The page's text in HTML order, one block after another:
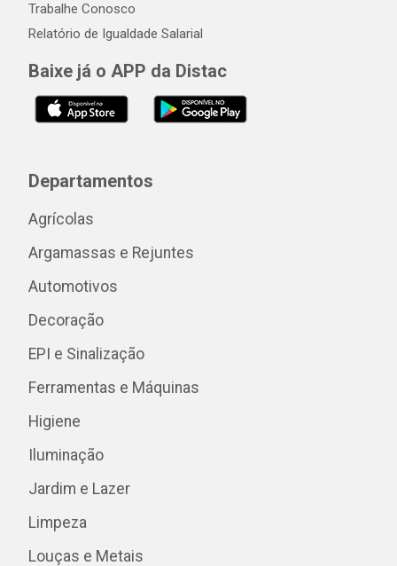
Trabalhe Conosco
Relatório de Igualdade Salarial
Baixe já o APP da Distac
Departamentos
Agrícolas
Argamassas e Rejuntes
Automotivos
Decoração
EPI e Sinalização
Ferramentas e Máquinas
Higiene
Iluminação
Jardim e Lazer
Limpeza
Louças e Metais